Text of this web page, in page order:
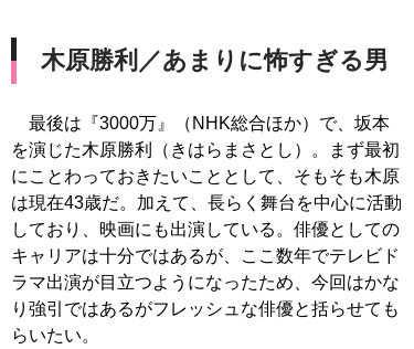
木原勝利／あまりに怖すぎる男
最後は『3000万』（NHK総合ほか）で、坂本
を演じた木原勝利（きはらまさとし）。まず最初
にことわっておきたいこととして、そもそも木原
は現在43歳だ。加えて、長らく舞台を中心に活動
しており、映画にも出演している。俳優としての
キャリアは十分ではあるが、ここ数年でテレビド
ラマ出演が目立つようになったため、今回はかな
り強引ではあるがフレッシュな俳優と括らせても
らいたい。